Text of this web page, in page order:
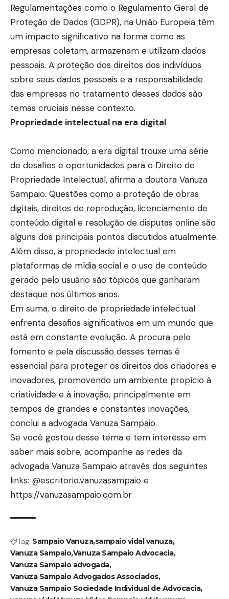
Regulamentações como o Regulamento Geral de
Proteção de Dados (GDPR), na União Europeia têm
um impacto significativo na forma como as
empresas coletam, armazenam e utilizam dados
pessoais. A proteção dos direitos dos indivíduos
sobre seus dados pessoais e a responsabilidade
das empresas no tratamento desses dados são
temas cruciais nesse contexto.
Propriedade intelectual na era digital
Como mencionado, a era digital trouxe uma série
de desafios e oportunidades para o Direito de
Propriedade Intelectual, afirma a doutora Vanuza
Sampaio. Questões como a proteção de obras
digitais, direitos de reprodução, licenciamento de
conteúdo digital e resolução de disputas online são
alguns dos principais pontos discutidos atualmente.
Além disso, a propriedade intelectual em
plataformas de mídia social e o uso de conteúdo
gerado pelo usuário são tópicos que ganharam
destaque nos últimos anos.
Em suma, o direito de propriedade intelectual
enfrenta desafios significativos em um mundo que
está em constante evolução. A procura pelo
fomento e pela discussão desses temas é
essencial para proteger os direitos dos criadores e
inovadores, promovendo um ambiente propício à
criatividade e à inovação, principalmente em
tempos de grandes e constantes inovações,
conclui a advogada Vanuza Sampaio.
Se você gostou desse tema e tem interesse em
saber mais sobre, acompanhe as redes da
advogada Vanuza Sampaio através dos seguintes
links: @escritorio.vanuzasampaio e
https://vanuzasampaio.com.br
Tag: Sampaio Vanuzasampaio vidal vanuza
Vanuza SampaioVanuza Sampaio Advocacia
Vanuza Sampaio advogada
Vanuza Sampaio Advogados Associados
Vanuza Sampaio Sociedade Individual de Advocacia